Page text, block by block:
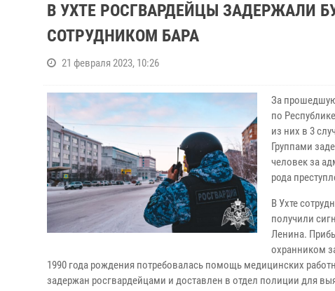
В УХТЕ РОСГВАРДЕЙЦЫ ЗАДЕРЖАЛИ
СОТРУДНИКОМ БАРА
21 февраля 2023, 10:26
За
по
из них в 3
Группами
человек за
рода
В Ухте
получили
Ленина.
охранником
1990 года рождения потребовалась помощь медицинских
задержан росгвардейцами и доставлен в отдел полиции для